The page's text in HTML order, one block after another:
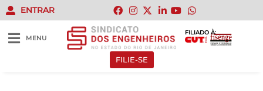
ENTRAR
MENU
FILIADO À:
FILIE-SE